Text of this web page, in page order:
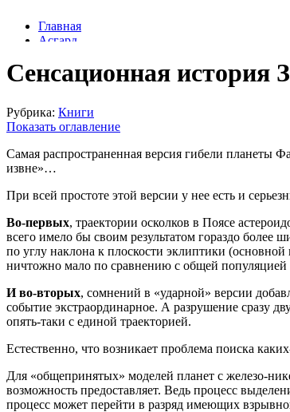
Сенсационная история
Рубрика: Книги
Показать оглавление
Самая распространенная версия гибели планеты
извне»…
При всей простоте этой версии у нее есть и
Во-первых, траектории осколков в Поясе
всего имело бы своим результатом гораздо более
по углу наклона к плоскости эклиптики
ничтожно мало по сравнению с общей популяцией
И во-вторых, сомнений в «ударной» версии
событие экстраординарное. А разрушение сразу
опять-таки с единой траекторией.
Естественно, что возникает проблема поиска
Для «общепринятых» моделей планет с железо-
возможность предоставляет. Ведь процесс
процесс может перейти в разряд имеющих